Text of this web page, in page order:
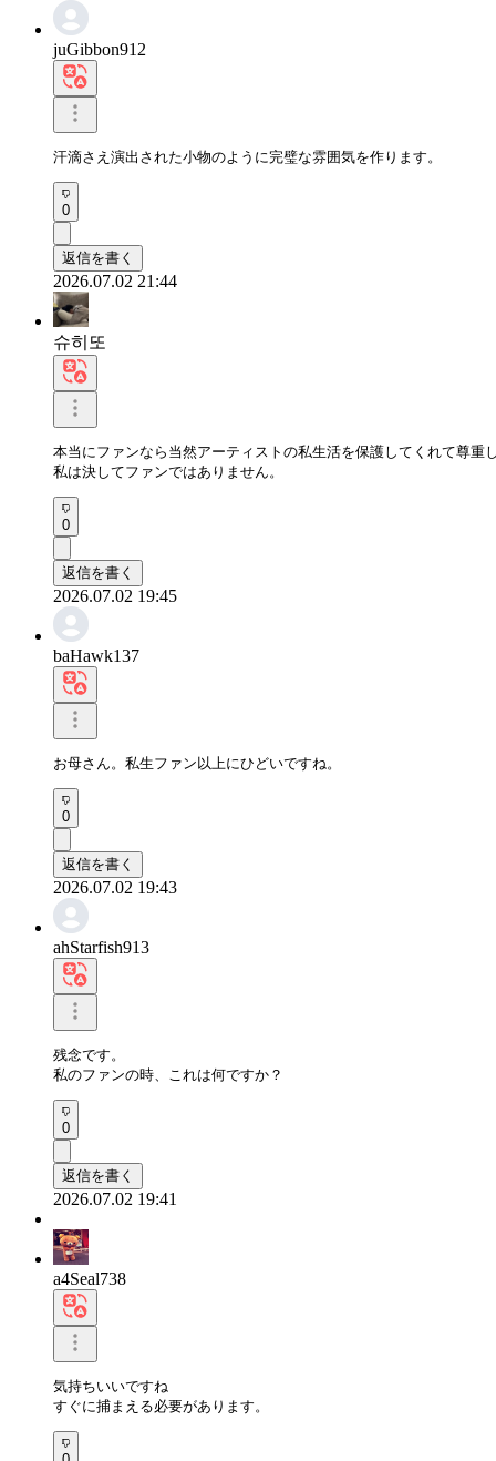
juGibbon912
汗滴さえ演出された小物のように完璧な雰囲気を作ります。
0
返信を書く
2026.07.02 21:44
슈히또
本当にファンなら当然アーティストの私生活を保護してくれて尊重
私は決してファンではありません。
0
返信を書く
2026.07.02 19:45
baHawk137
お母さん。私生ファン以上にひどいですね。
0
返信を書く
2026.07.02 19:43
ahStarfish913
残念です。
私のファンの時、これは何ですか？
0
返信を書く
2026.07.02 19:41
a4Seal738
気持ちいいですね
すぐに捕まえる必要があります。